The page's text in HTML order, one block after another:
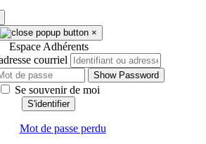
×
Espace Adhérents
courriel
Show Password
Se souvenir de moi
S'identifier
Mot de passe perdu